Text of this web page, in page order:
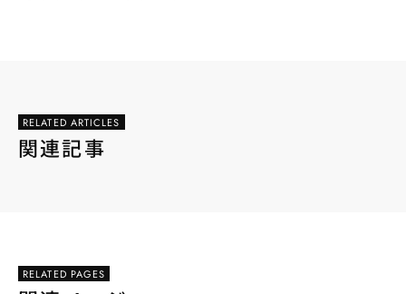
RELATED ARTICLES
関連記事
RELATED PAGES